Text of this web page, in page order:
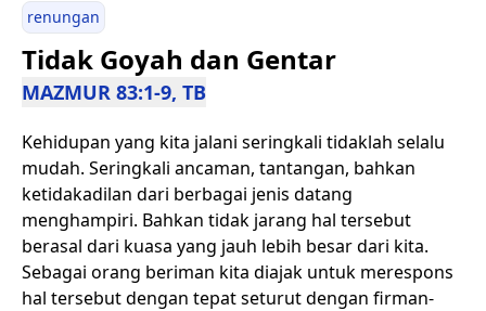
renungan
Tidak Goyah dan Gentar
MAZMUR 83:1-9, TB
Kehidupan yang kita jalani seringkali tidaklah selalu
mudah. Seringkali ancaman, tantangan, bahkan
ketidakadilan dari berbagai jenis datang
menghampiri. Bahkan tidak jarang hal tersebut
berasal dari kuasa yang jauh lebih besar dari kita.
Sebagai orang beriman kita diajak untuk merespons
hal tersebut dengan tepat seturut dengan firman-